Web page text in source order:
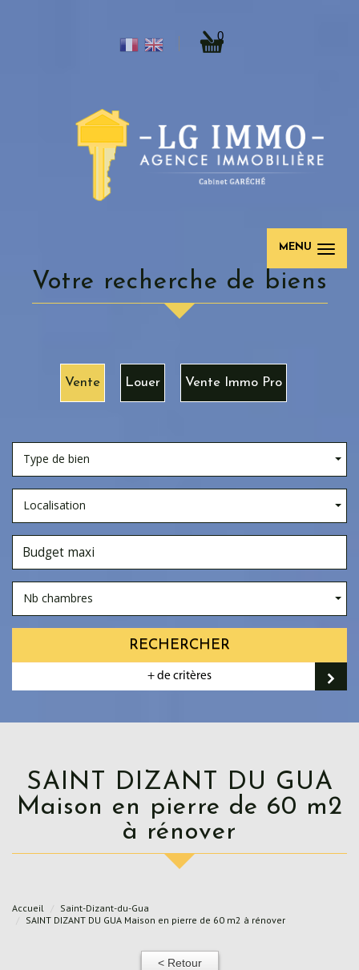
0
MENU
votre recherche de biens
Vente Louer Vente Immo Pro
Type de bien
Localisation
Nb chambres
RECHERCHER
+ de critères
SAINT DIZANT DU GUA
Maison en pierre de 60 m2
à rénover
Accueil
Saint-Dizant-du-Gua
SAINT DIZANT DU GUA Maison en pierre de 60 m2 à rénover
< Retour